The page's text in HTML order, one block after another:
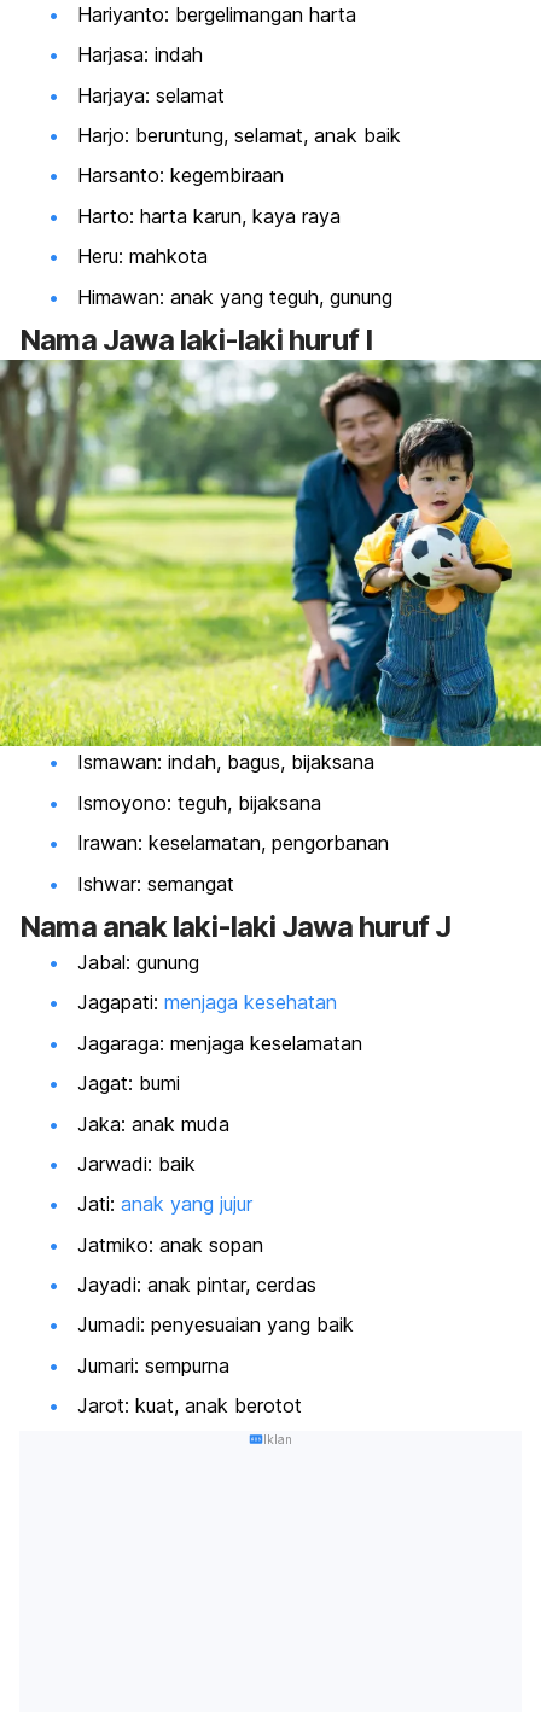
Hariyanto: bergelimangan harta
Harjasa: indah
Harjaya: selamat
Harjo: beruntung, selamat, anak baik
Harsanto: kegembiraan
Harto: harta karun, kaya raya
Heru: mahkota
Himawan: anak yang teguh, gunung
Nama Jawa laki-laki huruf I
Ismawan: indah, bagus, bijaksana
Ismoyono: teguh, bijaksana
Irawan: keselamatan, pengorbanan
Ishwar: semangat
Nama anak laki-laki Jawa huruf J
Jabal: gunung
Jagapati: menjaga kesehatan
Jagaraga: menjaga keselamatan
Jagat: bumi
Jaka: anak muda
Jarwadi: baik
Jati: anak yang jujur
Jatmiko: anak sopan
Jayadi: anak pintar, cerdas
Jumadi: penyesuaian yang baik
Jumari: sempurna
Jarot: kuat, anak berotot
Iklan